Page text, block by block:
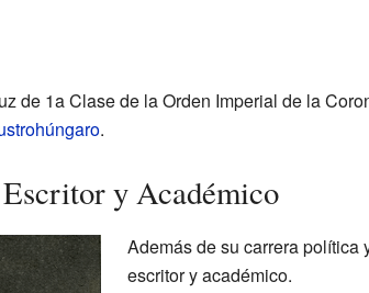
de 1a Clase de la Orden Imperial de la
.
y Académico
Además de su carrera política
escritor y académico.